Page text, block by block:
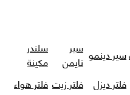
سير دينمو سير
تايمن
سلندر
مكينة
فلتر ديزل فلتر زيت فلتر هواء